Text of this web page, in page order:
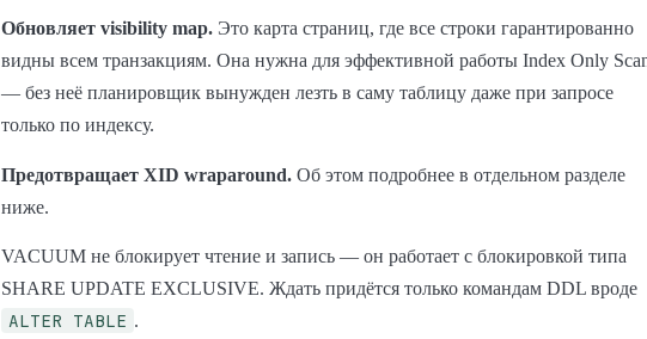
Обновляет visibility map. Это карта страниц, где все строки гарантированно
видны всем транзакциям. Она нужна для эффективной работы Index Only
— без неё планировщик вынужден лезть в саму таблицу даже при запросе
только по индексу.
Предотвращает XID wraparound. Об этом подробнее в отдельном разделе
ниже.
VACUUM не блокирует чтение и запись — он работает с блокировкой типа
SHARE UPDATE EXCLUSIVE. Ждать придётся только командам DDL вроде
ALTER TABLE .